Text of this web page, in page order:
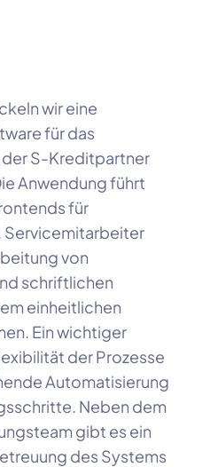
wir eine
für das
S-Kreditpartner
Anwendung führt
für
Servicemitarbeiter
von
schriftlichen
einheitlichen
Ein wichtiger
der Prozesse
Automatisierung
Neben dem
gibt es ein
des Systems